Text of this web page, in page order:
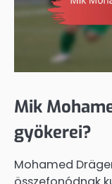
Mik
gyökerei?
Mohamed